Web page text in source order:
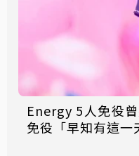
Energy 5人免役
免役「早知有這一